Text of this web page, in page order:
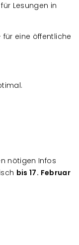
Lesungen in
eine öffentliche
nötigen Infos
bis 17. Februar